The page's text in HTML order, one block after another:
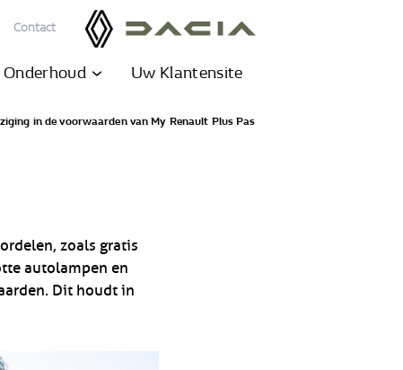
Contact
Onderhoud Uw Klantensite
in de voorwaarden van My Renault Plus Pas
zoals gratis
autolampen en
Dit houdt in